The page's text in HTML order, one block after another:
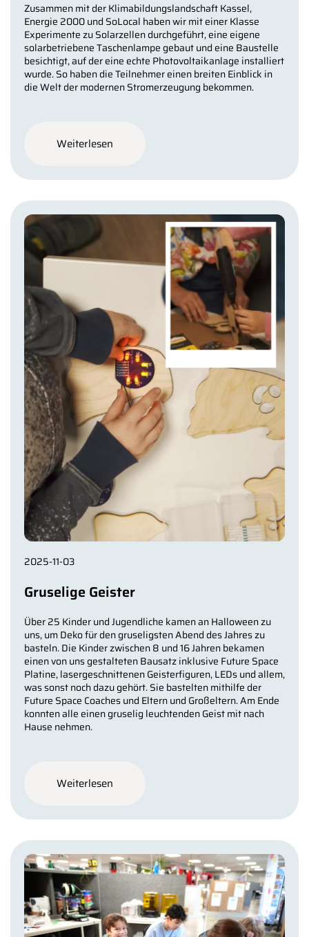
Zusammen mit der Klimabildungslandschaft Kassel,
Energie 2000 und SoLocal haben wir mit einer Klasse
Experimente zu Solarzellen durchgeführt, eine eigene
solarbetriebene Taschenlampe gebaut und eine Baustelle
besichtigt, auf der eine echte Photovoltaikanlage installiert
wurde. So haben die Teilnehmer einen breiten Einblick in
die Welt der modernen Stromerzeugung bekommen.
Weiterlesen
2025-11-03
Gruselige Geister
Über 25 Kinder und Jugendliche kamen an Halloween zu
uns, um Deko für den gruseligsten Abend des Jahres zu
basteln. Die Kinder zwischen 8 und 16 Jahren bekamen
einen von uns gestalteten Bausatz inklusive Future Space
Platine, lasergeschnittenen Geisterfiguren, LEDs und allem,
was sonst noch dazu gehört. Sie bastelten mithilfe der
Future Space Coaches und Eltern und Großeltern. Am Ende
konnten alle einen gruselig leuchtenden Geist mit nach
Hause nehmen.
Weiterlesen